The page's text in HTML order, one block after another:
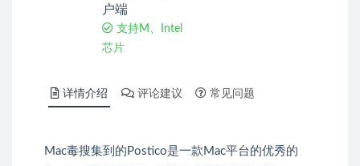
户端
支持M、Intel
芯片
详情介绍 评论建议 常见问题
Mac毒搜集到的Postico是一款Mac平台的优秀的